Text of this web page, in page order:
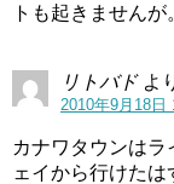
トも起きませんが
リトバド よ
2010年9月18日
カナワタウンは
ェイから行けた